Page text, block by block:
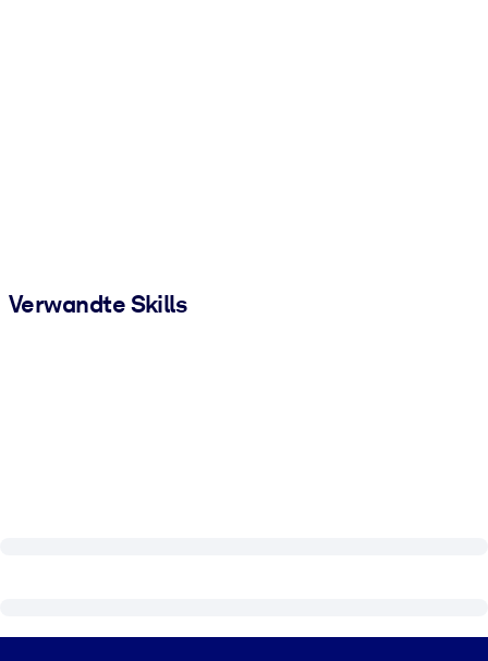
Verwandte Skills